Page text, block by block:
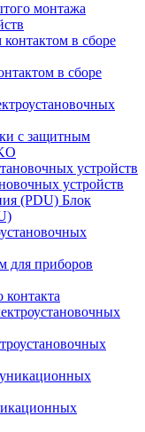
монтажа
в сборе
с защитным
устройств
Блок
для приборов
контакта